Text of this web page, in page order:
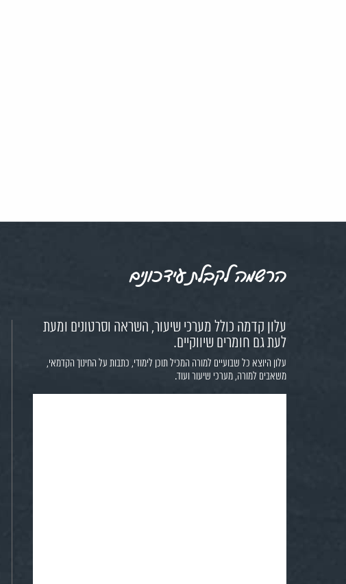
הרשמה לקבלת עידכונים
עלון קדמה כולל מערכי שיעור, השראה וסרטונים ומעת
לעת גם חומרים שיווקיים.
עלון היוצא כל שבועיים למורה המכיל תוכן לימודי, כתבות על החינוך הקדמאי,
משאבים למורה, מערכי שיעור ועוד.